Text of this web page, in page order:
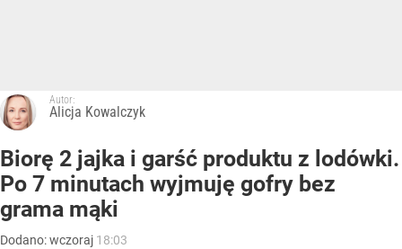
Autor:
Alicja Kowalczyk
Biorę 2 jajka i garść produktu z lodówki.
Po 7 minutach wyjmuję gofry bez
grama mąki
Dodano:wczoraj 18:03